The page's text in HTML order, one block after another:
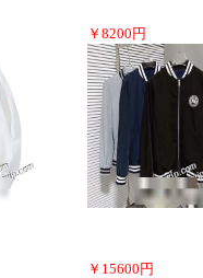
￥ 8200 円
￥ 15600 円